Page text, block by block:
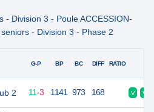
- Division 3 - Poule ACCESSION-
- Division 3 - Phase 2
2
G-P BP BC DIFF RATIO
14 11-3 1141 973 168 V V